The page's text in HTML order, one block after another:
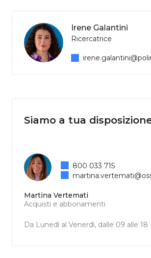
Irene Galantini
Ricercatrice
Siamo a tua
Martina Vertemati
Acquisti e abbonamenti
Da Lunedì al Venerdì, dalle 09 alle 18
800 033 715